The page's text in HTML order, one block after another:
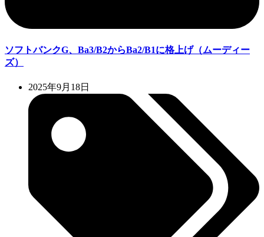
ソフトバンクG、Ba3/B2からBa2/B1に格上げ（ムーディー
ズ）
2025年9月18日